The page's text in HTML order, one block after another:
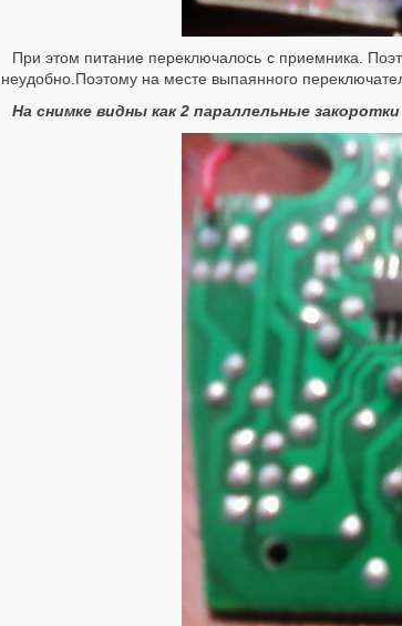
При этом питание переключалось с приемника.
неудобно. Поэтому на месте выпаянного
На снимке видны как 2 параллельные